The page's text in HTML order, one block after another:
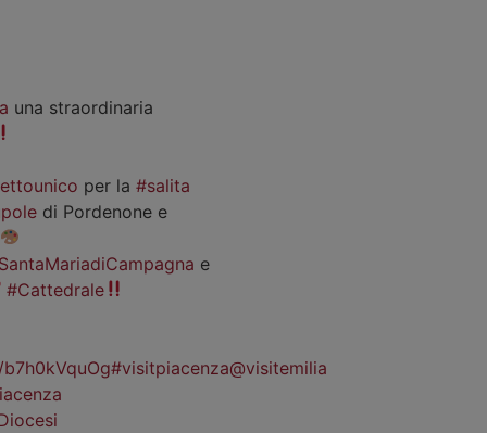
una straordinaria
per la#salita
di Pordenone e
e
#Cattedrale
#visitpiacenza@visitemilia